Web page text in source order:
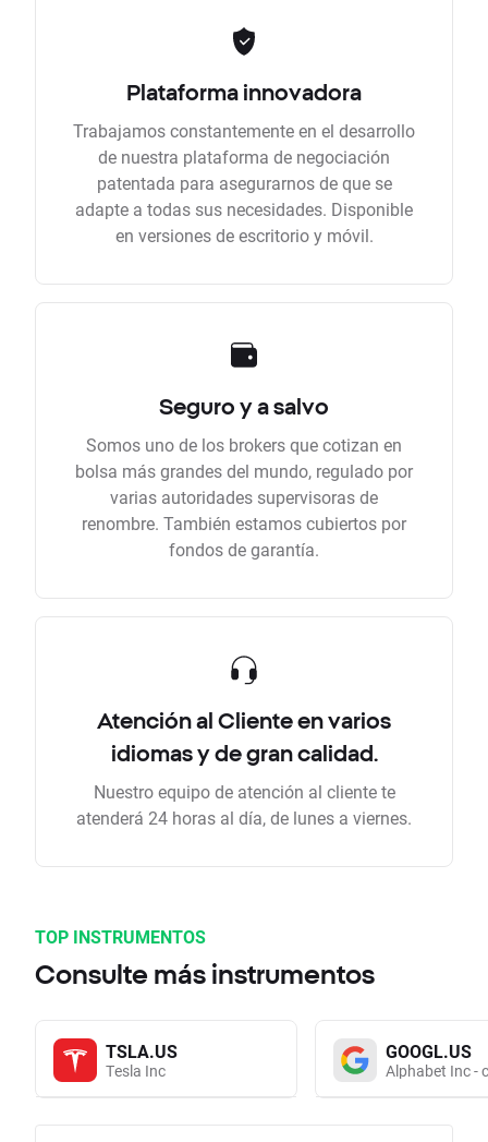
Plataforma innovadora
Trabajamos constantemente en el desarrollo
de nuestra plataforma de negociación
patentada para asegurarnos de que se
adapte a todas sus necesidades. Disponible
en versiones de escritorio y móvil.
Seguro y a salvo
Somos uno de los brokers que cotizan en
bolsa más grandes del mundo, regulado por
varias autoridades supervisoras de
renombre. También estamos cubiertos por
fondos de garantía.
Atención al Cliente en varios
idiomas y de gran calidad.
Nuestro equipo de atención al cliente te
atenderá 24 horas al día, de lunes a viernes.
TOP INSTRUMENTOS
Consulte más instrumentos
TSLA.US
Tesla Inc
GOOGL.US
Alphabet Inc -